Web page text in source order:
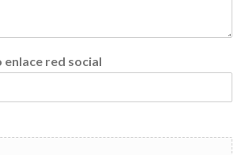
red social